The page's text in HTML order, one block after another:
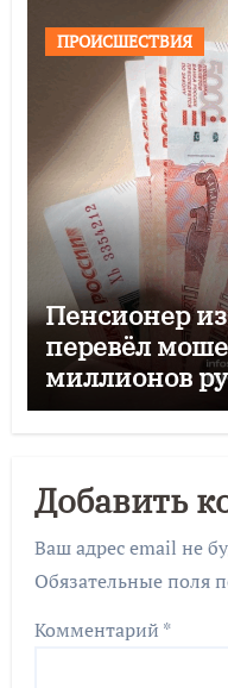
ПРОИСШЕСТВИЯ
Пенсионер
перевёл
миллионов
Добавить
Ваш адрес email не
Обязательные поля
Комментарий *